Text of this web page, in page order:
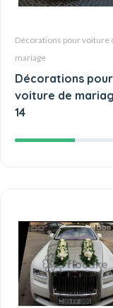
Décorations pour voiture
mariage
Décorations pour
voiture de
14